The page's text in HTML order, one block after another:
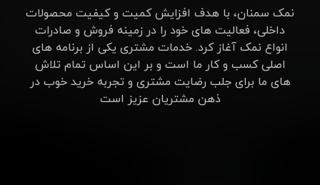
نمک سمنان، با هدف افزایش کمیت و کیفیت محصولات
داخلی، فعالیت های خود را در زمینه فروش و صادرات
انواع نمک آغاز کرد. خدمات مشتری یکی از برنامه های
اصلی کسب و کار ما است و بر این اساس تمام تلاش
های ما برای جلب رضایت مشتری و تجربه خرید خوب در
ذهن مشتریان عزیز است